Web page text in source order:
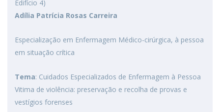
Edifício 4)
Adília Patrícia Rosas Carreira
Especialização em Enfermagem Médico-cirúrgica, à pessoa
em situação crítica
Tema: Cuidados Especializados de Enfermagem à Pessoa
Vitima de violência: preservação e recolha de provas e
vestígios forenses